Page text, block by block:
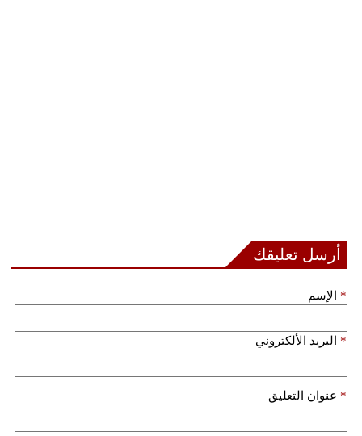
أرسل تعليقك
الإسم *
البريد الألكتروني *
عنوان التعليق *